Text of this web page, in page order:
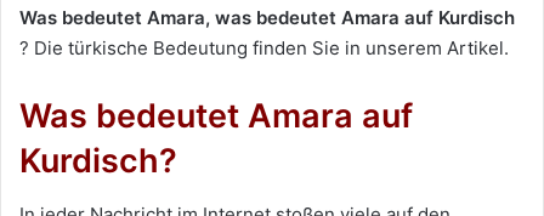
Was bedeutet Amara, was bedeutet Amara auf Kurdisch
? Die türkische Bedeutung finden Sie in unserem Artikel.
Was bedeutet Amara auf
Kurdisch?